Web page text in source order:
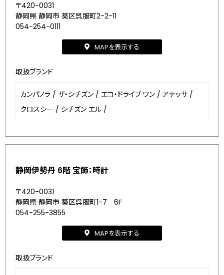
〒420-0031
静岡県 静岡市 葵区呉服町2-2-11
054-254-0111
MAPを表示する
取扱ブランド
カンパノラ / ザ・シチズン / エコ・ドライブ ワン / アテッサ /
クロスシー / シチズン エル /
静岡伊勢丹 6階 宝飾：時計
〒420-0031
静岡県 静岡市 葵区呉服町1-7 6F
054-255-3855
MAPを表示する
取扱ブランド